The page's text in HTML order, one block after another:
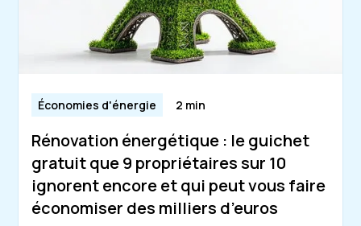
Économies d'énergie 2 min
Rénovation énergétique : le guichet
gratuit que 9 propriétaires sur 10
ignorent encore et qui peut vous faire
économiser des milliers d’euros